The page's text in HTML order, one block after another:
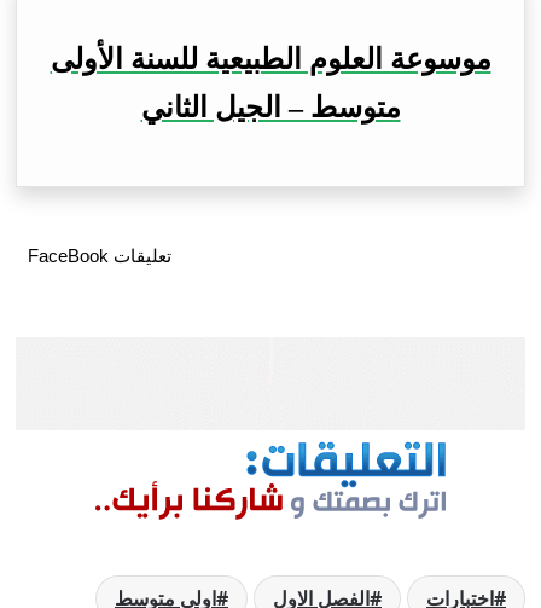
موسوعة العلوم الطبيعية للسنة الأولى
متوسط – الجيل الثاني
تعليقات FaceBook
اختبارات الفصل الاول
اولى متوسط